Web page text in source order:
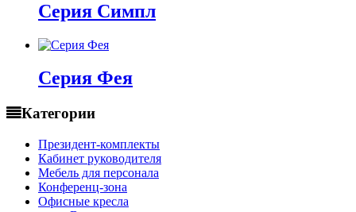
Серия Симпл
Серия Фея
Категории
Президент-комплекты
Кабинет руководителя
Мебель для персонала
Конференц-зона
Офисные кресла